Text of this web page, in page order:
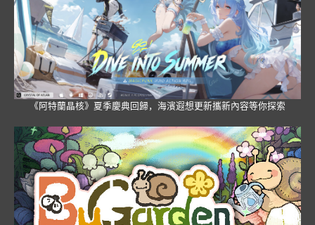
《阿特蘭晶核》夏季慶典回歸，海濱遐想更新攜新內容等你探索